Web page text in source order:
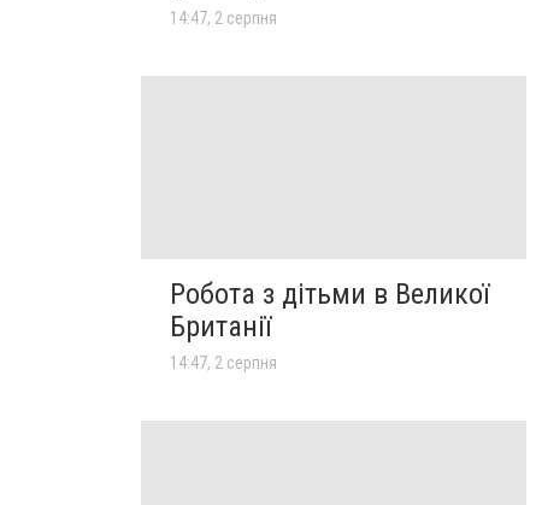
14:47, 2 серпня
Робота з дітьми в Великої
Британії
14:47, 2 серпня